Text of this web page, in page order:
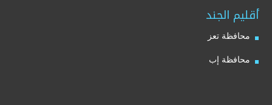
أقليم الجند
محافظة تعز
محافظة إب